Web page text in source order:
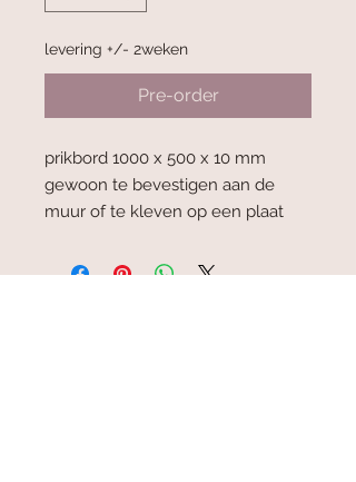
levering +/- 2weken
Pre-order
prikbord 1000 x 500 x 10 mm
gewoon te bevestigen aan de
muur of te kleven op een plaat